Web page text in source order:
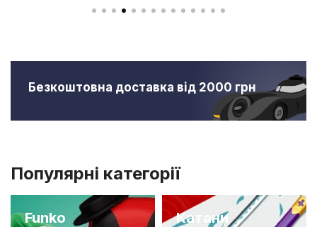
Безкоштовна доставка від 2000 грн
Популярні категорії
Funko Катани